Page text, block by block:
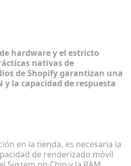
hardware y el estricto
nativas de
de Shopify garantizan una
y la capacidad de respuesta
en la tienda, es necesaria la
de renderizado móvil